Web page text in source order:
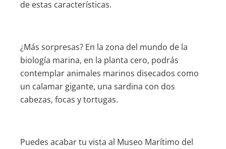
de estas características.
¿Más sorpresas? En la zona del mundo de la
biología marina, en la planta cero, podrás
contemplar animales marinos disecados como
un calamar gigante, una sardina con dos
cabezas, focas y tortugas.
Puedes acabar tu vista al Museo Marítimo del